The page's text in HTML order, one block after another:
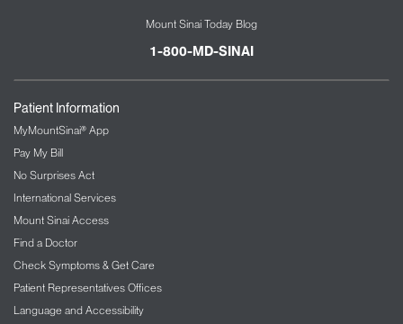
Mount Sinai Today Blog
1-800-MD-SINAI
Patient Information
MyMountSinai® App
Pay My Bill
No Surprises Act
International Services
Mount Sinai Access
Find a Doctor
Check Symptoms & Get Care
Patient Representatives Offices
Language and Accessibility